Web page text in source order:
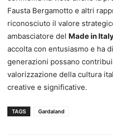
Fausta Bergamotto e altri
riconosciuto il valore
ambasciatore del Made in
accolta con entusiasmo e ha
generazioni possano
valorizzazione della cultura
creative e significative.
TAGS Gardaland